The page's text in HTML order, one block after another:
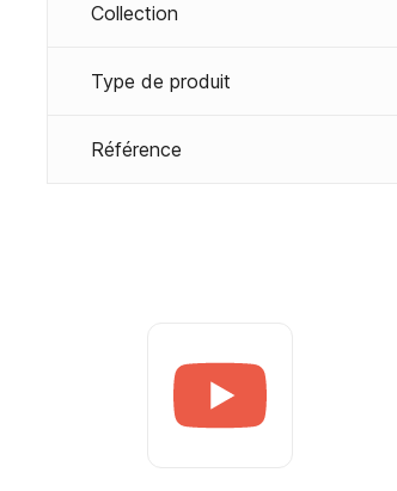
Collection
Type de produit
Référence